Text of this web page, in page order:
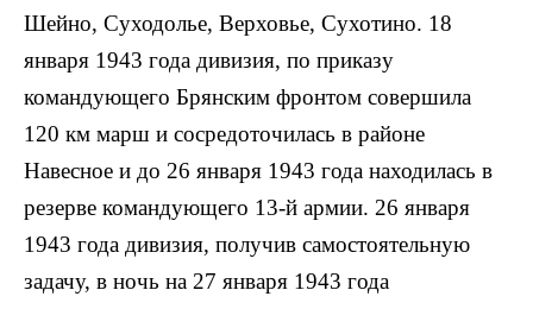
Шейно, Суходолье, Верховье, Сухотино. 18
января 1943 года дивизия, по приказу
командующего Брянским фронтом совершила
120 км марш и сосредоточилась в районе
Навесное и до 26 января 1943 года находилась в
резерве командующего 13-й армии. 26 января
1943 года дивизия, получив самостоятельную
задачу, в ночь на 27 января 1943 года